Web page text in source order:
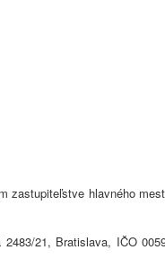
zastupiteľstve hlavného
21, Bratislava, IČO